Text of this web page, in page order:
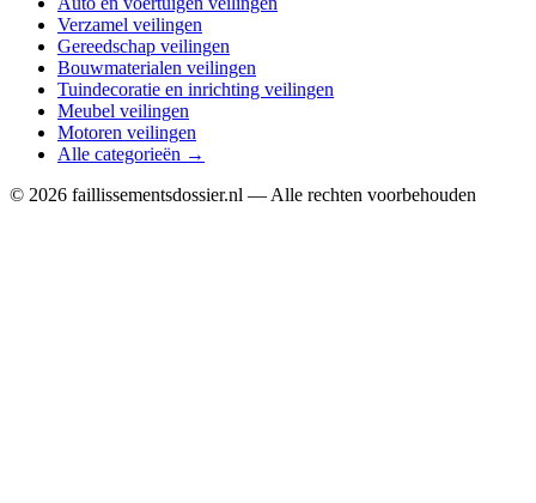
Verzamel veilingen
Gereedschap veilingen
Bouwmaterialen veilingen
Tuindecoratie en inrichting veilingen
Meubel veilingen
Motoren veilingen
Alle categorieën →
© 2026 faillissementsdossier.nl — Alle rechten voorbehouden